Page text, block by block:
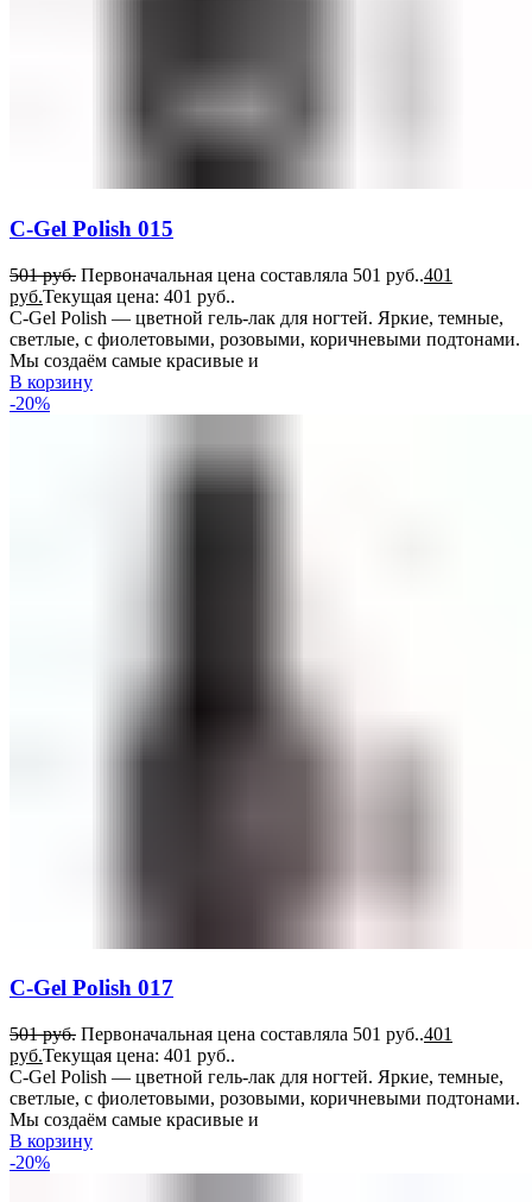
C-Gel Polish 015
501руб. Первоначальная цена составляла 501 руб..401
руб.Текущая цена: 401 руб..
C-Gel Polish — цветной гель-лак для ногтей. Яркие, темные,
светлые, с фиолетовыми, розовыми, коричневыми подтонами.
Мы создаём самые красивые и
В корзину
-20%
C-Gel Polish 017
501руб. Первоначальная цена составляла 501 руб..401
руб.Текущая цена: 401 руб..
C-Gel Polish — цветной гель-лак для ногтей. Яркие, темные,
светлые, с фиолетовыми, розовыми, коричневыми подтонами.
Мы создаём самые красивые и
В корзину
-20%